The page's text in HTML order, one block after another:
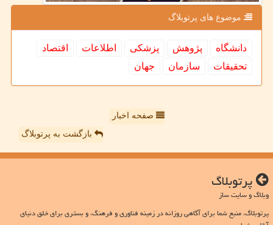
موضوع های پرتوبلاگ
دانشگاه پژوهش پزشكی اطلاعات
اقتصاد
تحقیقات
سازمان جهان
صفحه اخبار
بازگشت به پرتوبلاگ
پرتوبلاگ
وبلاگ و سایت ساز
پرتوبلاگ، منبع شما برای آگاهی روزانه در زمینه فناوری و فرهنگ، و بستری برای خلق دنیای